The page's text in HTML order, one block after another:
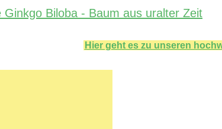
Ginkgo Biloba - Baum aus uralter Zeit
Hier geht es zu unseren